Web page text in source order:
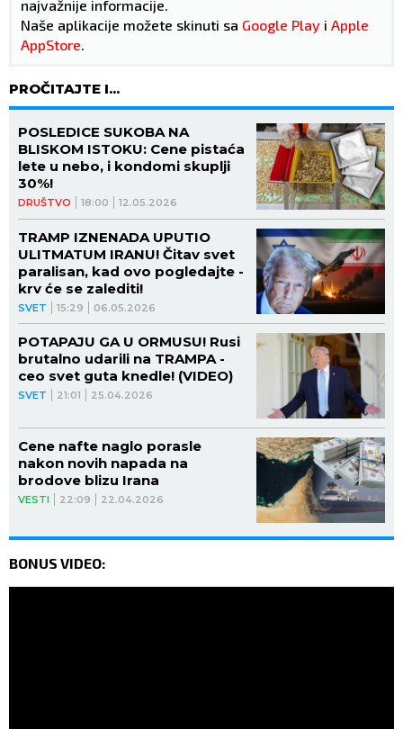
najvažnije informacije.
Naše aplikacije možete skinuti sa Google Play i Apple
AppStore.
PROČITAJTE I...
DRUŠTVO 18:00 12.05.2026
POSLEDICE SUKOBA NA
BLISKOM ISTOKU: Cene pistaća
lete u nebo, i kondomi skuplji
30%!
SVET 15:29 06.05.2026
TRAMP IZNENADA UPUTIO
ULITMATUM IRANU! Čitav svet
paralisan, kad ovo pogledajte -
krv će se zalediti!
SVET 21:01 25.04.2026
POTAPAJU GA U ORMUSU! Rusi
brutalno udarili na TRAMPA -
ceo svet guta knedle! (VIDEO)
VESTI 22:09 22.04.2026
Cene nafte naglo porasle
nakon novih napada na
brodove blizu Irana
BONUS VIDEO: